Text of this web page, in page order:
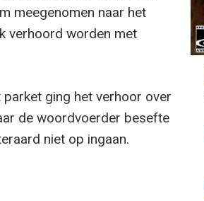
meegenomen naar het
verhoord worden met
ging het verhoor over
de woordvoerder besefte
niet op ingaan.